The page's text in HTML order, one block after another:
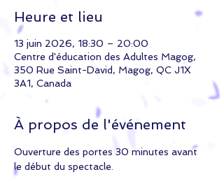
Heure et lieu
13 juin 2026, 18:30 – 20:00
Centre d'éducation des Adultes Magog,
350 Rue Saint-David, Magog, QC J1X
3A1, Canada
À propos de l'événement
Ouverture des portes 30 minutes avant
le début du spectacle.